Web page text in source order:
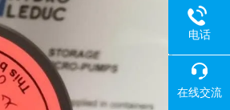
电话
在线交流